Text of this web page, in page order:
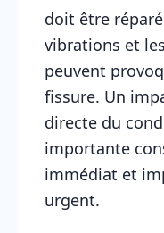
doit être
vibrations et
peuvent
fissure. Un
directe du
importante
immédiat et
urgent.